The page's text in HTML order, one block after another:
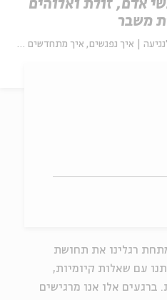
אדם, זולת ואלוהים
משבר
נפגשים, איך מתחדשים איך נוגעים בזמן
רגלינו את תחושת
עם שאלות קיומיות,
ברגעים אלו אנו מרגישים